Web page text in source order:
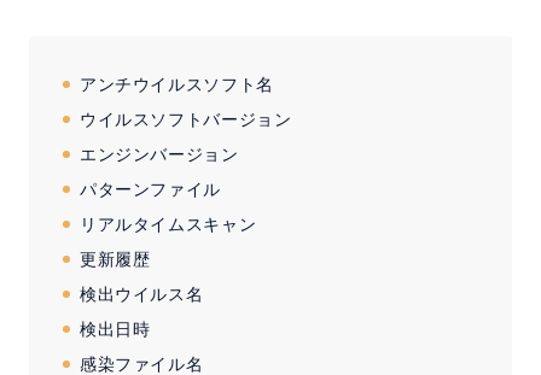
アンチウイルスソフト名
ウイルスソフトバージョン
エンジンバージョン
パターンファイル
リアルタイムスキャン
更新履歴
検出ウイルス名
検出日時
感染ファイル名